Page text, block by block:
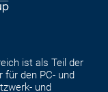
ist als Teil der
für den PC- und
und